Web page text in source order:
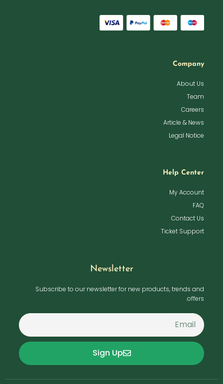
Company
About Us
Team
Careers
Article & News
Legal Notice
Help Center
My Account
FAQ
Contact Us
Ticket Support
Newsletter
Subscribe to our newsletter for new products, trends and
offers.
Sign Up